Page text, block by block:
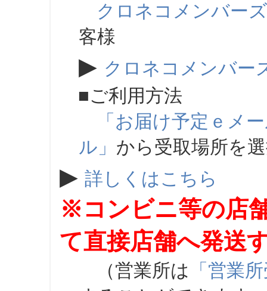
クロネコメンバーズ
客様
▶ クロネコメンバー
■ご利用方法
「お届け予定ｅメ
ル」 から受取場所を
▶ 詳しくはこちら
※コンビニ等の店
て直接店舗へ発送
（営業所は 「営業